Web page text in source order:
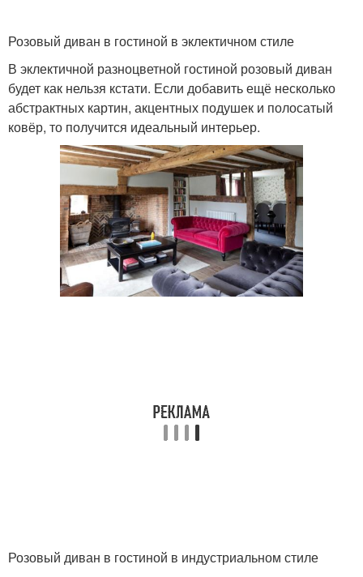
Розовый диван в гостиной в эклектичном стиле
В эклектичной разноцветной гостиной розовый диван
будет как нельзя кстати. Если добавить ещё несколько
абстрактных картин, акцентных подушек и полосатый
ковёр, то получится идеальный интерьер.
Розовый диван в гостиной в индустриальном стиле